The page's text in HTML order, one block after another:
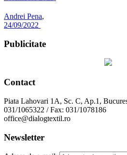
Andrei Pena,
24/09/2022
Publicitate
Contact
Piata Lahovari 1A, Sc. C, Ap.1,
031/1065322 / Fax: 031/1078186
office@dialogtextil.ro
Newsletter